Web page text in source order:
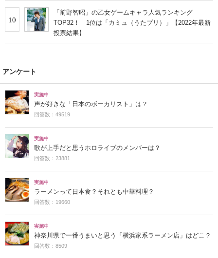
10
「前野智昭」の乙女ゲームキャラ人気ランキング
TOP32！ 1位は「カミュ（うたプリ）」【2022年最新
投票結果】
アンケート
実施中
声が好きな「日本のボーカリスト」は？
回答数：49519
実施中
歌が上手だと思うホロライブのメンバーは？
回答数：23881
実施中
ラーメンって日本食？それとも中華料理？
回答数：19660
実施中
神奈川県で一番うまいと思う「横浜家系ラーメン店」はどこ？
回答数：8509